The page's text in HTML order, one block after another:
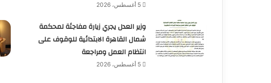
5 أغسطس، 2026
وزير العدل يجري زيارة مفاجئة لمحكمة
شمال القاهرة الابتدائية للوقوف على
انتظام العمل ومراجعة
5 أغسطس، 2026